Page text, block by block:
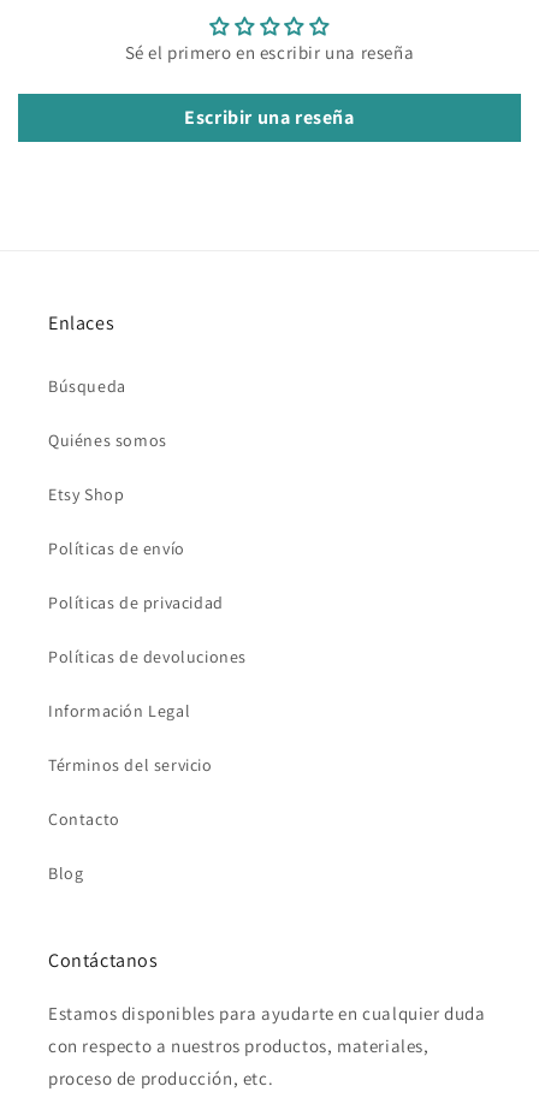
Sé el primero en escribir una reseña
Escribir una reseña
Enlaces
Búsqueda
Quiénes somos
Etsy Shop
Políticas de envío
Políticas de privacidad
Políticas de devoluciones
Información Legal
Términos del servicio
Contacto
Blog
Contáctanos
Estamos disponibles para ayudarte en cualquier duda
con respecto a nuestros productos, materiales,
proceso de producción, etc.